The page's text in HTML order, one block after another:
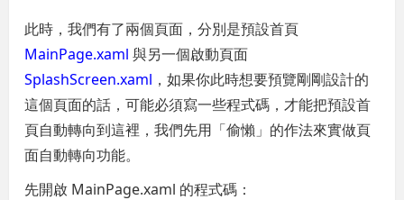
此時，我們有了兩個頁面，分別是預設首頁
MainPage.xaml 與另一個啟動頁面
SplashScreen.xaml ，如果你此時想要預覽剛剛設計的
這個頁面的話，可能必須寫一些程式碼，才能把預設首
頁自動轉向到這裡，我們先用「偷懶」的作法來實做頁
面自動轉向功能。
先開啟 MainPage.xaml 的程式碼：